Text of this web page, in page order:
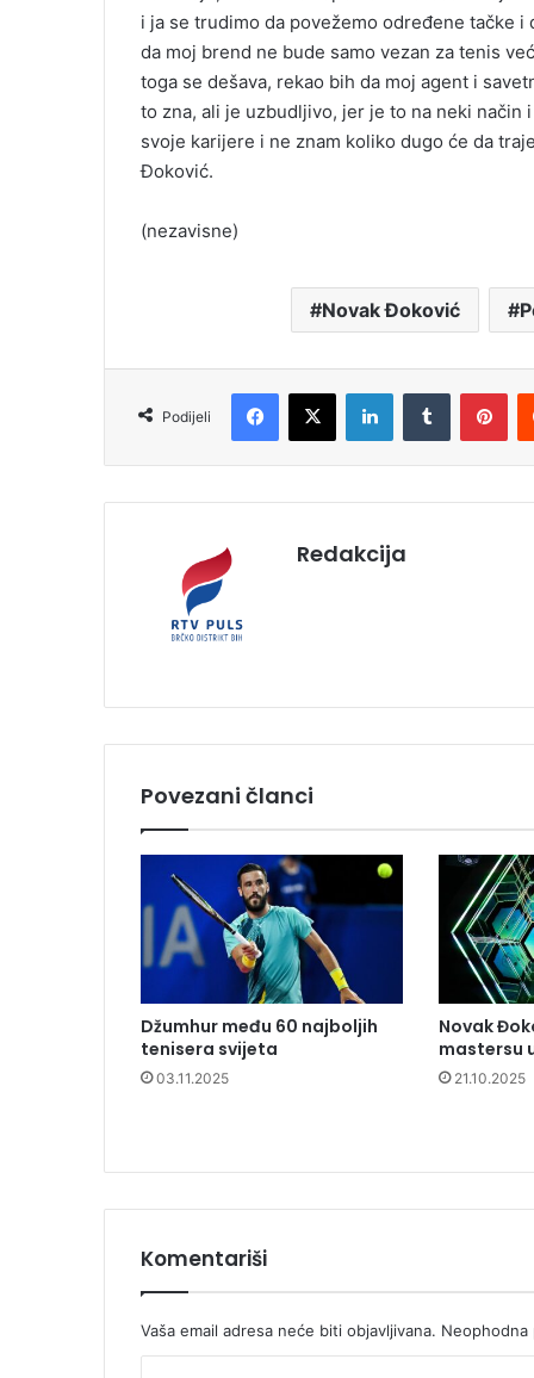
i ja se trudimo da povežemo određene tačke
da moj brend ne bude samo vezan za tenis
toga se dešava, rekao bih da moj agent i
to zna, ali je uzbudljivo, jer je to na neki način
svoje karijere i ne znam koliko dugo će da
Đoković.
(nezavisne)
Novak Đoković
Podijeli
Redakcija
Povezani članci
Džumhur među 60 najboljih
tenisera svijeta
03.11.2025
Novak
mastersu
21.10.2025
Komentariši
Vaša email adresa neće biti objavljivana. Neophodna